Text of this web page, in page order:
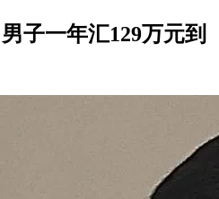
子一年汇129万元到